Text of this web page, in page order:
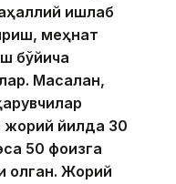
ишлаб
меҳнат
бўйича
Масалан,
йилда 30
50 фоизга
олган. Жорий